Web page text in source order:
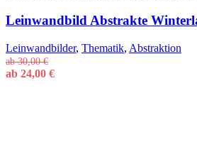
Leinwandbild Abstrakte
Leinwandbilder, Thematik, Abstraktion
ab30,00€
ab 24,00 €